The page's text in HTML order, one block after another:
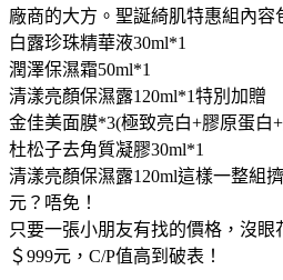
廠商的大方。 聖誕綺肌特惠組內容
白露珍珠精華液30ml*1
潤澤保濕霜50ml*1
清漾亮顏保濕露120ml*1特別加贈
金佳美面膜*3(極致亮白+膠原蛋白
杜松子去角質凝膠30ml*1
清漾亮顏保濕露120ml這樣一整組
元？唔免！
只要一張小朋友有找的價格，沒
＄999元，C/P值高到破表！